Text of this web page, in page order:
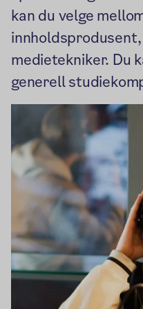
kan du velge
medietekniker. Du
generell